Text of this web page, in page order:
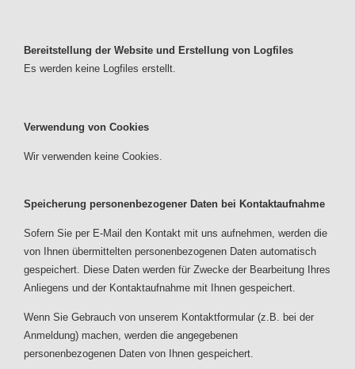
Bereitstellung der Website und Erstellung von Logfiles
Es werden keine Logfiles erstellt.
Verwendung von Cookies
Wir verwenden keine Cookies.
Speicherung personenbezogener Daten bei Kontaktaufnahme
Sofern Sie per E-Mail den Kontakt mit uns aufnehmen, werden die
von Ihnen übermittelten personenbezogenen Daten automatisch
gespeichert. Diese Daten werden für Zwecke der Bearbeitung Ihres
Anliegens und der Kontaktaufnahme mit Ihnen gespeichert.
Wenn Sie Gebrauch von unserem Kontaktformular (z.B. bei der
Anmeldung) machen, werden die angegebenen
personenbezogenen Daten von Ihnen gespeichert.